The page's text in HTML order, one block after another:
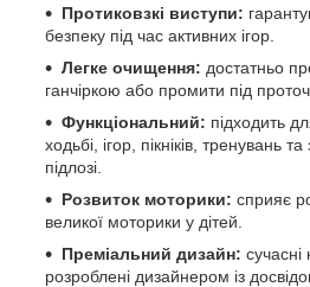
Протиковзкі виступи:
безпеку під час активних ігор.
Легке очищення: достатньо
ганчіркою або промити під
Функціональний: підходить
ходьбі, ігор, пікніків, тренувань
підлозі.
Розвиток моторики: сприяє
великої моторики у дітей.
Преміальний дизайн: сучасні
розроблені дизайнером із